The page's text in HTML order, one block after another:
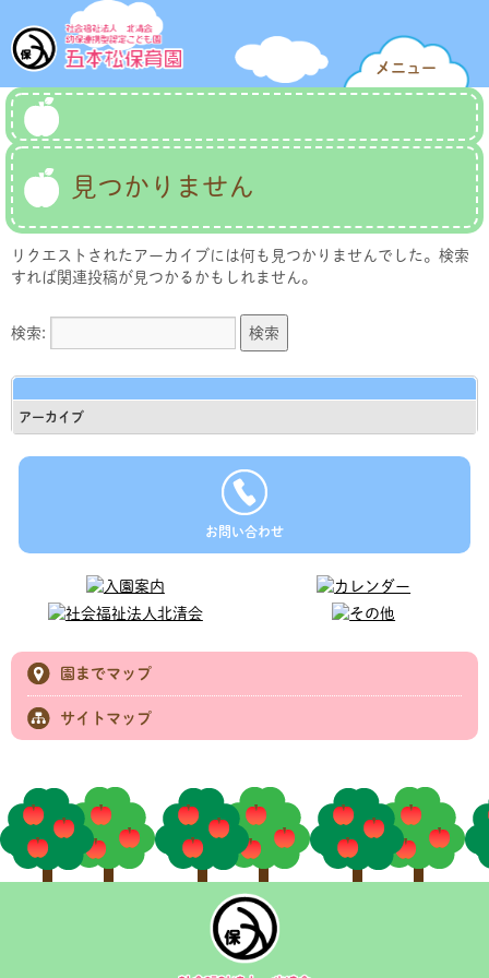
メニュー
見つかりません
リクエストされたアーカイブには何も見つかりませんでした。検索
すれば関連投稿が見つかるかもしれません。
検索:
アーカイブ
お問い合わせ
園までマップ
サイトマップ